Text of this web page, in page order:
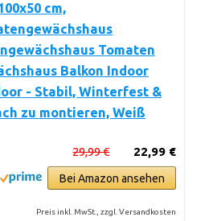
cm,
Tomaten
Balkon Indoor
- Stabil, Winterfest &
zu montieren, Weiß
22,99 €
29,99 €
Bei Amazon ansehen
Preis inkl. MwSt., zzgl. Versandkosten